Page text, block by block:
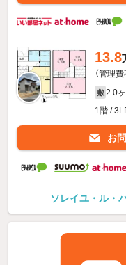
13.8
（管理費
敷 2.0
1階 /
お
ソレイユ・ル・